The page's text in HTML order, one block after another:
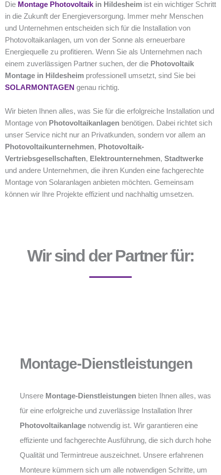
Die Montage Photovoltaik in Hildesheim ist ein wichtiger Schritt
in die Zukunft der Energieversorgung. Immer mehr Menschen
und Unternehmen entscheiden sich für die Installation von
Photovoltaikanlagen, um von der Sonne als erneuerbare
Energiequelle zu profitieren. Wenn Sie als Unternehmen nach
einem zuverlässigen Partner suchen, der die Photovoltaik
Montage in Hildesheim professionell umsetzt, sind Sie bei
SOLARMONTAGEN genau richtig.
Wir bieten Ihnen alles, was Sie für die erfolgreiche Installation und
Montage von Photovoltaikanlagen benötigen. Dabei richtet sich
unser Service nicht nur an Privatkunden, sondern vor allem an
Photovoltaikunternehmen, Photovoltaik-
Vertriebsgesellschaften, Elektrounternehmen, Stadtwerke
und andere Unternehmen, die ihren Kunden eine fachgerechte
Montage von Solaranlagen anbieten möchten. Gemeinsam
können wir Ihre Projekte effizient und nachhaltig umsetzen.
Wir sind der Partner für:
Montage-Dienstleistungen
Unsere Montage-Dienstleistungen bieten Ihnen alles, was
für eine erfolgreiche und zuverlässige Installation Ihrer
Photovoltaikanlage notwendig ist. Wir garantieren eine
effiziente und fachgerechte Ausführung, die sich durch hohe
Qualität und Termintreue auszeichnet. Unsere erfahrenen
Monteure kümmern sich um alle notwendigen Schritte, um